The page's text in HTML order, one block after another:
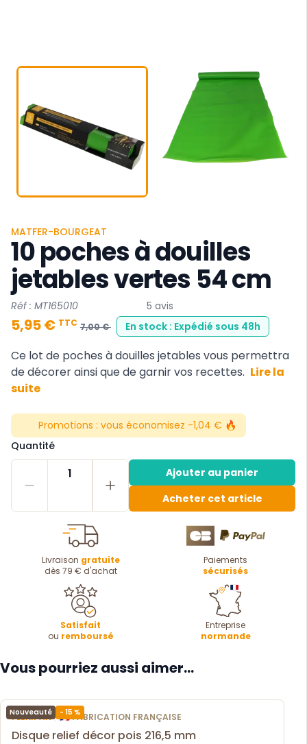
MATFER-BOURGEAT
10 poches à douilles
jetables vertes 54 cm
Réf : MT165010 5 avis
5,95 € TTC 7,00 € En stock : Expédié sous 48h
Ce lot de poches à douilles jetables vous permettra
de décorer ainsi que de garnir vos recettes. Lire la
suite
Promotions : vous économisez -1,04 € 🔥
Quantité
1
Ajouter au panier
Acheter cet article
Livraison gratuite
dès 79 € d'achat
Paiements
sécurisés
Satisfait
ou remboursé
Entreprise
normande
Vous pourriez aussi aimer...
Nouveauté - 15 %
FLEXIPAN| 🇫🇷 FABRICATION FRANÇAISE
Disque relief décor pois 216,5 mm